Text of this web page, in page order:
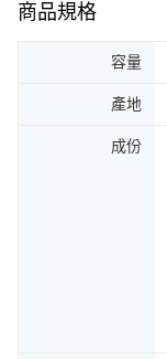
商品規格
容量
產地
成份